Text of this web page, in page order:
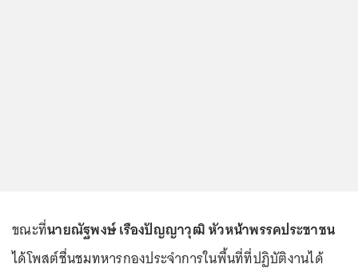
ขณะที่นายณัฐพงษ์ เรืองปัญญาวุฒิ หัวหน้าพรรคประชาชน
ได้โพสต์ชื่นชมทหารกองประจำการในพื้นที่ที่ปฏิบัติงานได้